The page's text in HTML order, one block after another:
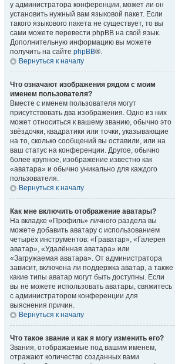
у администратора конференции, может ли он
установить нужный вам языковой пакет. Если
такого языкового пакета не существует, то вы
сами можете перевести phpBB на свой язык.
Дополнительную информацию вы можете
получить на сайте phpBB®.
Вернуться к началу
Что означают изображения рядом с моим
именем пользователя?
Вместе с именем пользователя могут
присутствовать два изображения. Одно из них
может относиться к вашему званию, обычно это
звёздочки, квадратики или точки, указывающие
на то, сколько сообщений вы оставили, или на
ваш статус на конференции. Другое, обычно
более крупное, изображение известно как
«аватара» и обычно уникально для каждого
пользователя.
Вернуться к началу
Как мне включить отображение аватары?
На вкладке «Профиль» личного раздела вы
можете добавить аватару с использованием
четырёх инструментов: «Граватар», «Галерея
аватар», «Удалённая аватара» или
«Загружаемая аватара». От администратора
зависит, включена ли поддержка аватар, а также
какие типы аватар могут быть доступны. Если
вы не можете использовать аватары, свяжитесь
с администратором конференции для
выяснения причин.
Вернуться к началу
Что такое звание и как я могу изменить его?
Звания, отображаемые под вашим именем,
отражают количество созданных вами